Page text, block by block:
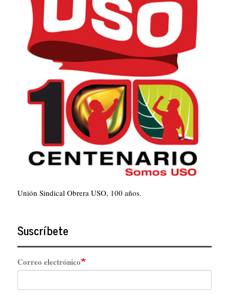
Unión Sindical Obrera USO, 100 años.
Suscríbete
Correo electrónico